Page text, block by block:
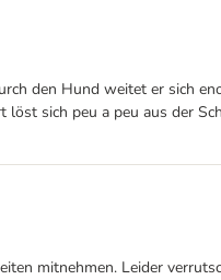
den Hund weitet er sich
sich peu a peu aus der
mitnehmen. Leider